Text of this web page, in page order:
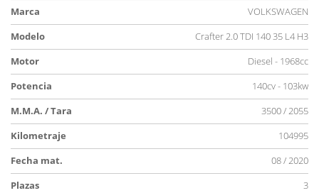
Marca
VOLKSWAGEN
Modelo
Crafter 2.0 TDI 140 35 L4 H3
Motor
Diesel - 1968cc
Potencia
140cv - 103kw
M.M.A. / Tara
3500 / 2055
Kilometraje
104995
Fecha mat.
08 / 2020
Plazas
3